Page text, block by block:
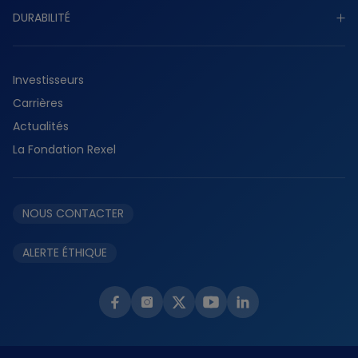
Gouvernance
Tertiaire
Résidentiel
Services
Fournisseurs
DURABILITÉ
Investisseurs
Carrières
Actualités
La Fondation Rexel
NOUS CONTACTER
ALERTE ÉTHIQUE